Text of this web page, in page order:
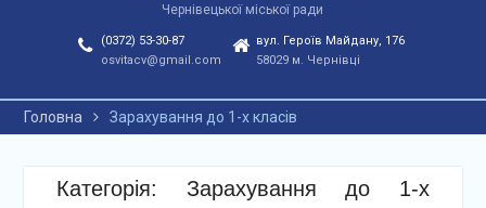
Чернівецької міської ради
(0372) 53-30-87
osvitacv@gmail.com
вул. Героїв Майдану, 176
58029 м. Чернівці
Головна Зарахування до 1-х класів
Категорія: Зарахування до 1-х